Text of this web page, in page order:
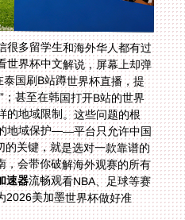
很多留学生和海外华人都有过
世界杯中文解说，屏幕上却弹
泰国刷B站蹲世界杯直播，提
；甚至在韩国打开B站的世界
的地域限制。这些问题的根
地域保护——平台只允许中国
的关键，就是选对一款靠谱的
，会带你破解海外观赛的所有
速器流畅观看NBA、足球等赛
事的中文解说，甚至提前为2026美加墨世界杯做好准